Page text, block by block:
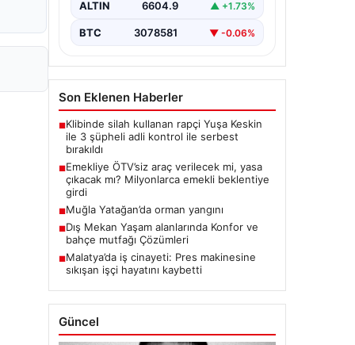
ALTIN 6604.9 ▲ +1.73%
BTC 3078581 ▼ -0.06%
Son Eklenen Haberler
■Klibinde silah kullanan rapçi Yuşa Keskin
ile 3 şüpheli adli kontrol ile serbest
bırakıldı
■Emekliye ÖTV’siz araç verilecek mi, yasa
çıkacak mı? Milyonlarca emekli beklentiye
girdi
■Muğla Yatağan’da orman yangını
■Dış Mekan Yaşam alanlarında Konfor ve
bahçe mutfağı Çözümleri
■Malatya’da iş cinayeti: Pres makinesine
sıkışan işçi hayatını kaybetti
Güncel